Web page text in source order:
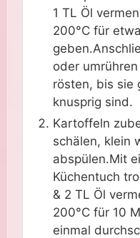
1 TL Öl
200°C für
oder
rösten, bis sie
knusprig sind.
Kartoffeln
schälen, klein
abspülen.Mit
Küchentuch
& 2 TL Öl
200°C für 10
einmal